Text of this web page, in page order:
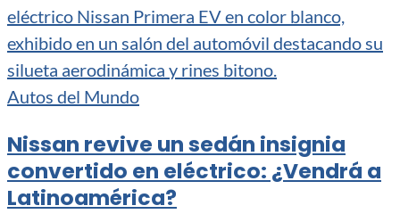
Autos del Mundo
Nissan revive un sedán insignia
convertido en eléctrico: ¿Vendrá a
Latinoamérica?